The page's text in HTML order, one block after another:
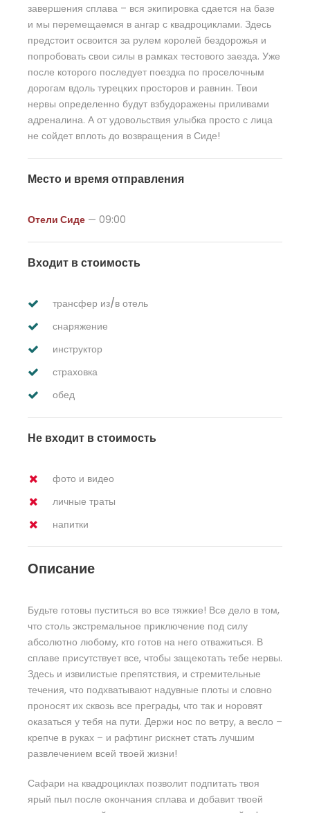
завершения сплава – вся экипировка сдается на базе
и мы перемещаемся в ангар с квадроциклами. Здесь
предстоит освоится за рулем королей бездорожья и
попробовать свои силы в рамках тестового заезда. Уже
после которого последует поездка по проселочным
дорогам вдоль турецких просторов и равнин. Твои
нервы определенно будут взбудоражены приливами
адреналина. А от удовольствия улыбка просто с лица
не сойдет вплоть до возвращения в Сиде!
Место и время отправления
Отели Сиде — 09:00
Входит в стоимость
трансфер из/в отель
снаряжение
инструктор
страховка
обед
Не входит в стоимость
фото и видео
личные траты
напитки
Описание
Будьте готовы пуститься во все тяжкие! Все дело в том,
что столь экстремальное приключение под силу
абсолютно любому, кто готов на него отважиться. В
сплаве присутствует все, чтобы защекотать тебе нервы.
Здесь и извилистые препятствия, и стремительные
течения, что подхватывают надувные плоты и словно
проносят их сквозь все преграды, что так и норовят
оказаться у тебя на пути. Держи нос по ветру, а весло –
крепче в руках – и рафтинг рискнет стать лучшим
развлечением всей твоей жизни!
Сафари на квадроциклах позволит подпитать твоя
ярый пыл после окончания сплава и добавит твоей